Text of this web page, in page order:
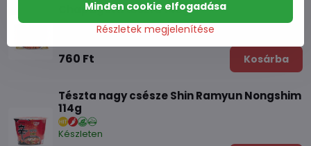
Chapagetti tészta 140g
Készleten
760 Ft Kosárba
Tészta nagy csésze Shin Ramyun Nongshim
114g
Készleten
Részletek megjelenítése
Minden cookie elfogadása